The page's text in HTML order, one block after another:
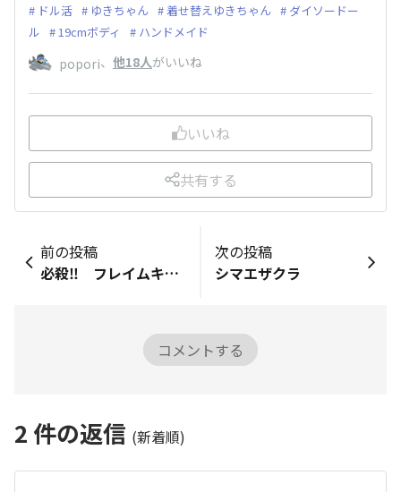
ドル活 ゆきちゃん 着せ替えゆきちゃん
ダイソードー
ル
19cmボディ ハンドメイド
popori、 他18人がいいね
いいね
共有する
前の投稿
必殺‼️ フレイムキャリバースラッシュ‼️
次の投稿
シマエザクラ
コメントする
2 件の返信 (新着順)